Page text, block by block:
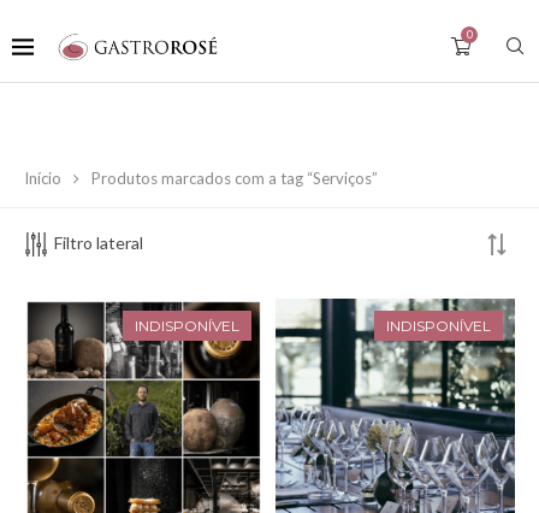
0
Início Produtos marcados com a tag “Serviços”
Filtro lateral
INDISPONÍVEL INDISPONÍVEL